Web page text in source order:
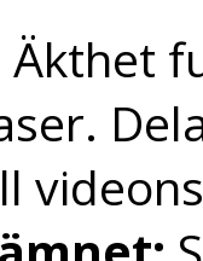
Äkthet